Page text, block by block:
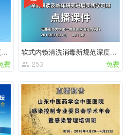
中国医院感染防控能力建设项目培训班PPT课件
费
软式内镜清洗消毒新规范深度解读及临床研究进展实践学习班-点播
253
免费